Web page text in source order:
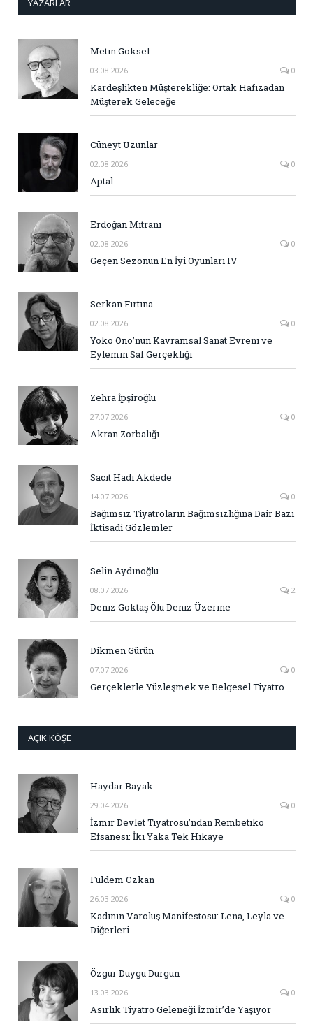
YAZARLAR
Metin Göksel
03.08.2026 0
Kardeşlikten Müşterekliğe: Ortak Hafızadan
Müşterek Geleceğe
Cüneyt Uzunlar
02.08.2026 0
Aptal
Erdoğan Mitrani
02.08.2026 0
Geçen Sezonun En İyi Oyunları IV
Serkan Fırtına
02.08.2026 0
Yoko Ono’nun Kavramsal Sanat Evreni ve
Eylemin Saf Gerçekliği
Zehra İpşiroğlu
27.07.2026 0
Akran Zorbalığı
Sacit Hadi Akdede
14.07.2026 0
Bağımsız Tiyatroların Bağımsızlığına Dair Bazı
İktisadi Gözlemler
Selin Aydınoğlu
08.07.2026 2
Deniz Göktaş Ölü Deniz Üzerine
Dikmen Gürün
07.07.2026 0
Gerçeklerle Yüzleşmek ve Belgesel Tiyatro
AÇIK KÖŞE
Haydar Bayak
29.04.2026 0
İzmir Devlet Tiyatrosu’ndan Rembetiko
Efsanesi: İki Yaka Tek Hikaye
Fuldem Özkan
26.03.2026 0
Kadının Varoluş Manifestosu: Lena, Leyla ve
Diğerleri
Özgür Duygu Durgun
13.03.2026 0
Asırlık Tiyatro Geleneği İzmir’de Yaşıyor